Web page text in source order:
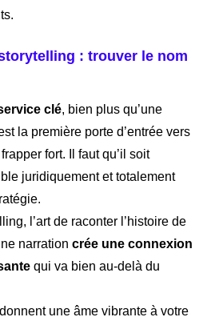
: trouver le nom
clé, bien plus qu’une
la première porte d’entrée vers
fort. Il faut qu’il soit
juridiquement et totalement
l’art de raconter l’histoire de
narration crée une connexion
qui va bien au-delà du
une âme vibrante à votre